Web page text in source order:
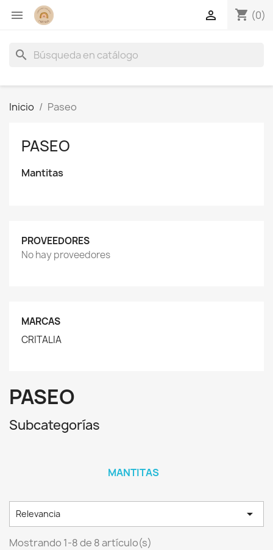
 shopping_cart (0)

search
Inicio Paseo
PASEO
Mantitas
PROVEEDORES
No hay proveedores
MARCAS
CRITALIA
PASEO
Subcategorías
MANTITAS
Relevancia 
Mostrando 1-8 de 8 artículo(s)